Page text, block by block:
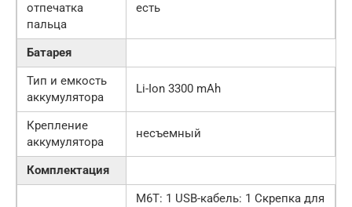
отпечатка
пальца
есть
Батарея
Тип и емкость
аккумулятора
Li-Ion 3300 mAh
Крепление
аккумулятора
несъемный
Комплектация
M6T: 1 USB-кабель: 1 Скрепка для